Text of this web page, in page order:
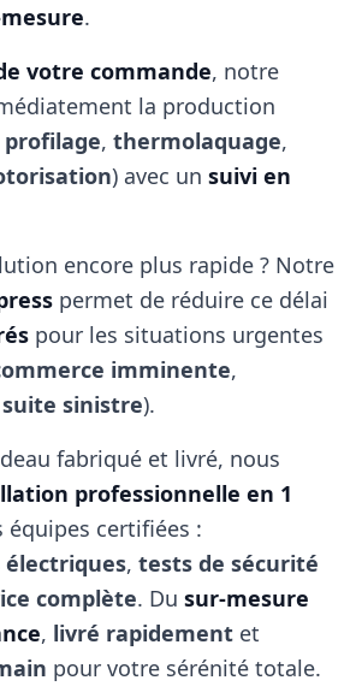
.
votre commande, notre
la production
profilage, thermolaquage,
) avec un suivi en
encore plus rapide ? Notre
permet de réduire ce délai
pour les situations urgentes
imminente,
sinistre).
fabriqué et livré, nous
professionnelle en 1
équipes certifiées :
, tests de sécurité
complète. Du sur‑mesure
, livré rapidement et
pour votre sérénité totale.